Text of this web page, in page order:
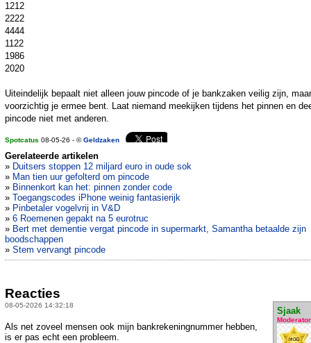
1212
2222
4444
1122
1986
2020
Uiteindelijk bepaalt niet alleen jouw pincode of je bankzaken veilig zijn,
voorzichtig je ermee bent. Laat niemand meekijken tijdens het pinnen en
pincode niet met anderen.
Spotcatus 08-05-26 - ©Geldzaken
Gerelateerde artikelen
» Duitsers stoppen 12 miljard euro in oude sok
» Man tien uur gefolterd om pincode
» Binnenkort kan het: pinnen zonder code
» Toegangscodes iPhone weinig fantasierijk
» Pinbetaler vogelvrij in V&D
» 6 Roemenen gepakt na 5 eurotruc
» Bert met dementie vergat pincode in supermarkt, Samantha betaalde zijn
boodschappen
» Stem vervangt pincode
Reacties
08-05-2026 14:32:18
Sjaak
Moderator
Als net zoveel mensen ook mijn bankrekeningnummer hebben,
is er pas echt een probleem.